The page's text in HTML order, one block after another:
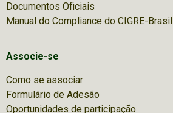
Documentos Oficiais
Manual do Compliance do CIGRE-Brasil
Associe-se
Como se associar
Formulário de Adesão
Oportunidades de participação